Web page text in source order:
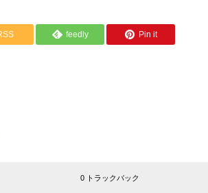
feedly Pin it
0 トラックバック